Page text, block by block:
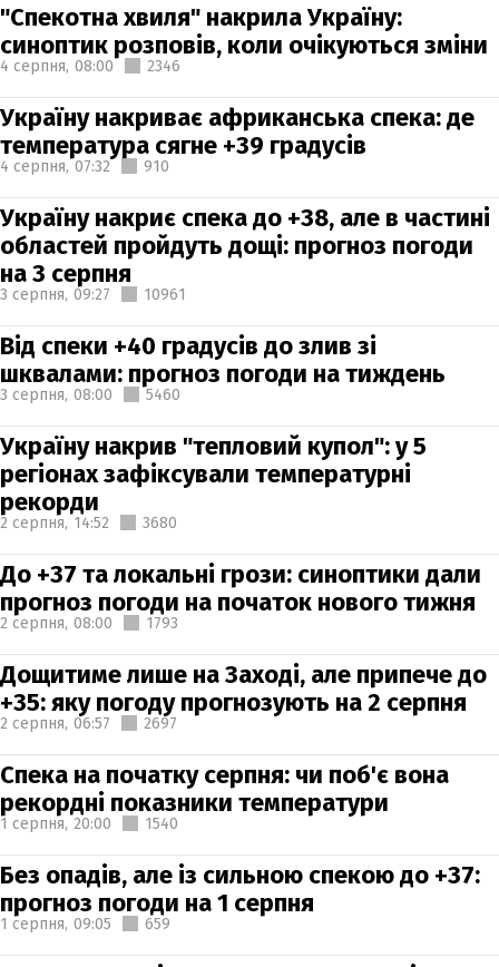
"Спекотна хвиля" накрила Україну:
синоптик розповів, коли очікуються зміни
4 серпня, 08:00 2346
Україну накриває африканська спека: де
температура сягне +39 градусів
4 серпня, 07:32 910
Україну накриє спека до +38, але в частині
областей пройдуть дощі: прогноз погоди
на 3 серпня
3 серпня, 09:27 10961
Від спеки +40 градусів до злив зі
шквалами: прогноз погоди на тиждень
3 серпня, 08:00 5460
Україну накрив "тепловий купол": у 5
регіонах зафіксували температурні
рекорди
2 серпня, 14:52 3680
До +37 та локальні грози: синоптики дали
прогноз погоди на початок нового тижня
2 серпня, 08:00 1793
Дощитиме лише на Заході, але припече до
+35: яку погоду прогнозують на 2 серпня
2 серпня, 06:57 2697
Спека на початку серпня: чи поб'є вона
рекордні показники температури
1 серпня, 20:00 1540
Без опадів, але із сильною спекою до +37:
прогноз погоди на 1 серпня
1 серпня, 09:05 659